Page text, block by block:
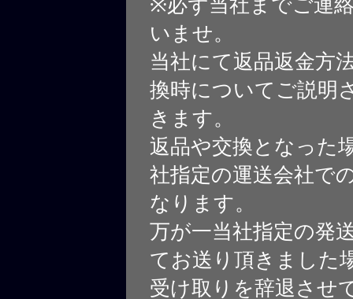
いませ。
当社にて返品返金方
換時についてご説明
きます。
返品や交換となった
社指定の運送会社で
なります。
万が一当社指定の発
てお送り頂きました
受け取りを辞退させ